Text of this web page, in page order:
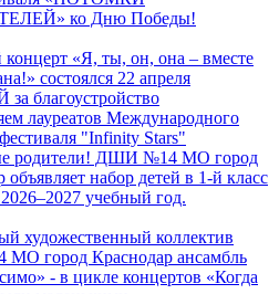
ко Дню Победы!
«Я, ты, он, она – вместе
состоялся 22 апреля
благоустройство
лауреатов Международного
"Infinity Stars"
родители! ДШИ №14 МО город
объявляет набор детей в 1-й класс
учебный год.
художественный коллектив
город Краснодар ансамбль
- в цикле концертов «Когда